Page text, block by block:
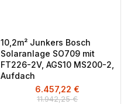
10,2m² Junkers Bosch
Solaranlage SO709 mit
FT226-2V, AGS10 MS200-2,
Aufdach
11.942,25€
6.457,22 €